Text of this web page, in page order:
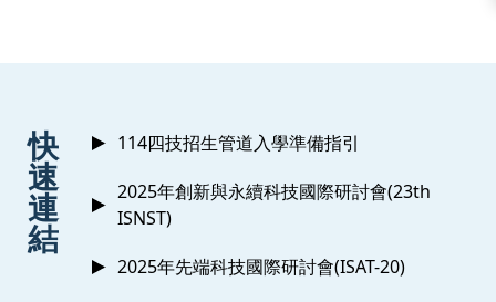
快
速
連
結
114四技招生管道入學準備指引
2025年創新與永續科技國際研討會(23th
ISNST)
2025年先端科技國際研討會(ISAT-20)